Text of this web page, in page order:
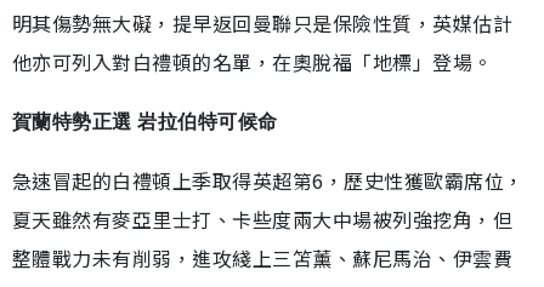
明其傷勢無大礙，提早返回曼聯只是保險性質，英媒估計
他亦可列入對白禮頓的名單，在奧脫福「地標」登場。
賀蘭特勢正選 岩拉伯特可候命
急速冒起的白禮頓上季取得英超第6，歷史性獲歐霸席位，
夏天雖然有麥亞里士打、卡些度兩大中場被列強挖角，但
整體戰力未有削弱，進攻綫上三笘薰、蘇尼馬治、伊雲費